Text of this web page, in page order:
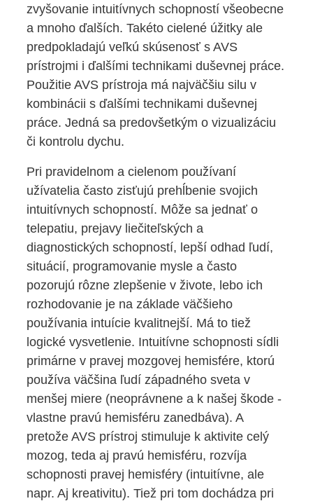
zvyšovanie intuitívnych schopností všeobecne
a mnoho ďalších. Takéto cielené úžitky ale
predpokladajú veľkú skúsenosť s AVS
prístrojmi i ďalšími technikami duševnej práce.
Použitie AVS prístroja má najväčšiu silu v
kombinácii s ďalšími technikami duševnej
práce. Jedná sa predovšetkým o vizualizáciu
či kontrolu dychu.
Pri pravidelnom a cielenom používaní
užívatelia často zisťujú prehĺbenie svojich
intuitívnych schopností. Môže sa jednať o
telepatiu, prejavy liečiteľských a
diagnostických schopností, lepší odhad ľudí,
situácií, programovanie mysle a často
pozorujú rôzne zlepšenie v živote, lebo ich
rozhodovanie je na základe väčšieho
používania intuície kvalitnejší. Má to tiež
logické vysvetlenie. Intuitívne schopnosti sídli
primárne v pravej mozgovej hemisfére, ktorú
používa väčšina ľudí západného sveta v
menšej miere (neoprávnene a k našej škode -
vlastne pravú hemisféru zanedbáva). A
pretože AVS prístroj stimuluje k aktivite celý
mozog, teda aj pravú hemisféru, rozvíja
schopnosti pravej hemisféry (intuitívne, ale
napr. Aj kreativitu). Tiež pri tom dochádza pri